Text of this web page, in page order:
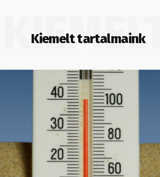
Kiemelt tartalmaink
KIEMELT